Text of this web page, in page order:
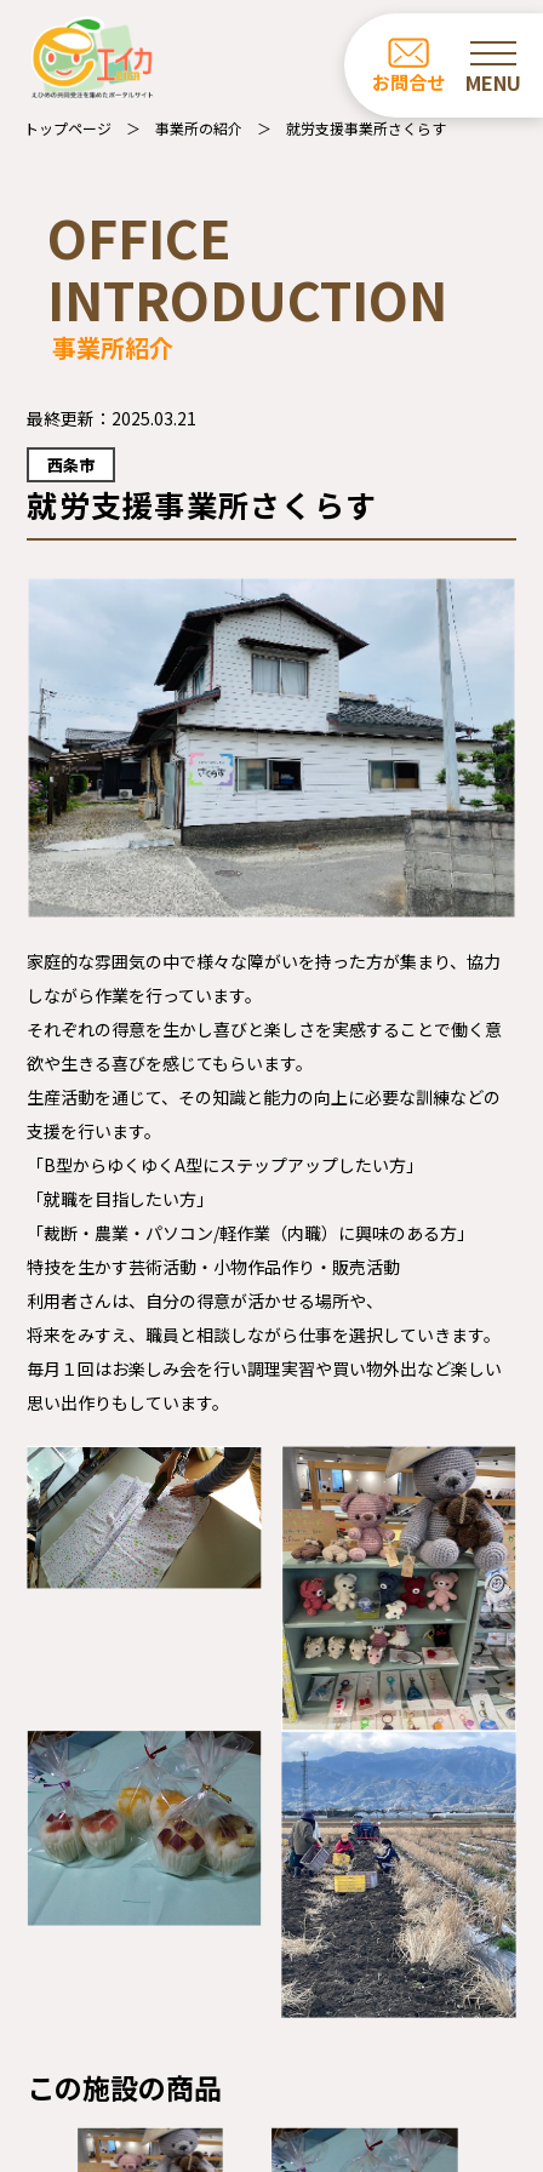
トップページ 事業所の紹介 就労支援事業所さくらす
お問合せ
カフェ・レストラン一覧
事業所の紹介
受注業務について
プライバシーポリシー
ご利用ガイド
OFFICE
INTRODUCTION
事業所紹介
最終更新： 2025.03.21
西条市
就労支援事業所さくらす
家庭的な雰囲気の中で様々な障がいを持った方が集まり、協力
しながら作業を行っています。
それぞれの得意を生かし喜びと楽しさを実感することで働く意
欲や生きる喜びを感じてもらいます。
生産活動を通じて、その知識と能力の向上に必要な訓練などの
支援を行います。
「B型からゆくゆくA型にステップアップしたい方」
「就職を目指したい方」
「裁断・農業・パソコン/軽作業（内職）に興味のある方」
特技を生かす芸術活動・小物作品作り・販売活動
利用者さんは、自分の得意が活かせる場所や、
将来をみすえ、職員と相談しながら仕事を選択していきます。
毎月１回はお楽しみ会を行い調理実習や買い物外出など楽しい
思い出作りもしています。
この施設の商品